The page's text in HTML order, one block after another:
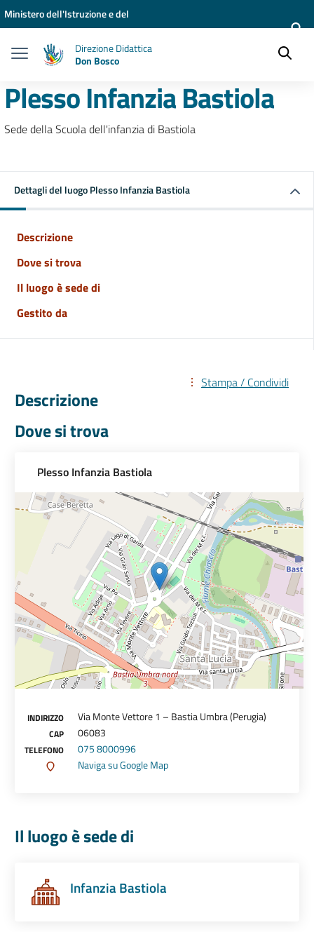
Vai ai contenuti
Vai al menu di navigazione
Vai al footer
Ministero dell'Istruzione e del
Direzione Didattica
Don Bosco
Plesso Infanzia Bastiola
Sede della Scuola dell'infanzia di Bastiola
Dettagli del luogo Plesso Infanzia Bastiola
Descrizione
Dove si trova
Il luogo è sede di
Gestito da
Stampa / Condividi
Descrizione
Dove si trova
Plesso Infanzia Bastiola
INDIRIZZO Via Monte Vettore 1 – Bastia Umbra (Perugia)
CAP 06083
TELEFONO
075 8000996
Naviga su Google Map
Il luogo è sede di
Infanzia Bastiola